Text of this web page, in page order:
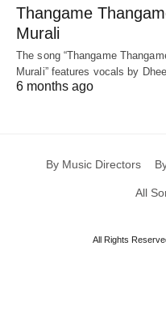
Thangame
Murali
The song “Thangame
Murali” features vocals by
6 months ago
By Music Directors
All
All Rights